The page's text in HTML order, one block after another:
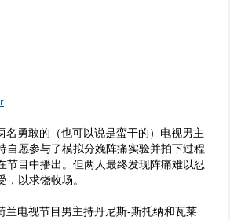
名勇敢的（也可以说是蛮干的）电视男主
自愿参与了模拟分娩阵痛实验并拍下过程
节目中播出。但两人最终发现阵痛难以忍
，以求饶收场。
兰电视节目男主持丹尼斯-斯托纳和瓦莱